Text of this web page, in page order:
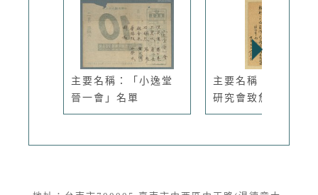
主要名稱：「小逸堂
晉一會」名單
主要名稱：士華國文
研究會致詹...